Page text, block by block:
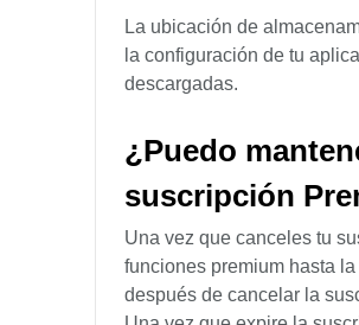
La ubicación de
la configuración de tu
descargadas.
¿Puedo
suscripción
Una vez que canceles tu
funciones premium hasta
después de cancelar la